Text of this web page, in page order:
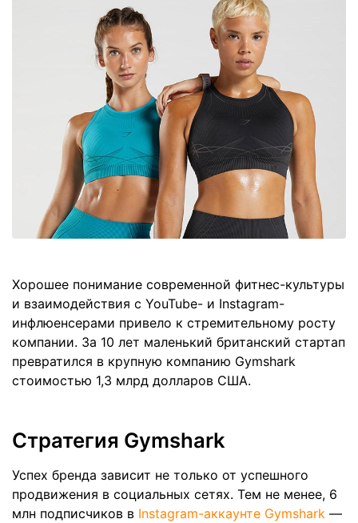
Хорошее понимание современной фитнес-культуры
и взаимодействия с YouTube- и Instagram-
инфлюенсерами привело к стремительному росту
компании. За 10 лет маленький британский стартап
превратился в крупную компанию Gymshark
стоимостью 1,3 млрд долларов США.
Стратегия Gymshark
Успех бренда зависит не только от успешного
продвижения в социальных сетях. Тем не менее, 6
млн подписчиков в Instagram-аккаунте Gymshark —